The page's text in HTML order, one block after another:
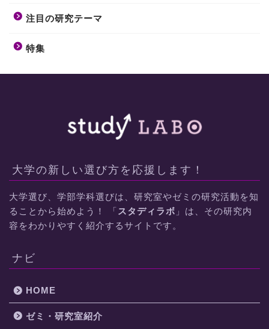
注目の研究テーマ
特集
大学の新しい選び方を応援します！
大学選び、学部学科選びは、研究室やゼミの研究活動を知
ることから始めよう！ 「 スタディラボ 」は、その研究内
容をわかりやすく紹介するサイトです。
ナビ
HOME
ゼミ・研究室紹介